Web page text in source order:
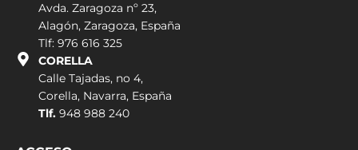
Avda. Zaragoza nº 23,
Alagón, Zaragoza, España
Tlf: 976 616 325
CORELLA
Calle Tajadas, no 4,
Corella, Navarra, España
Tlf. 948 988 240